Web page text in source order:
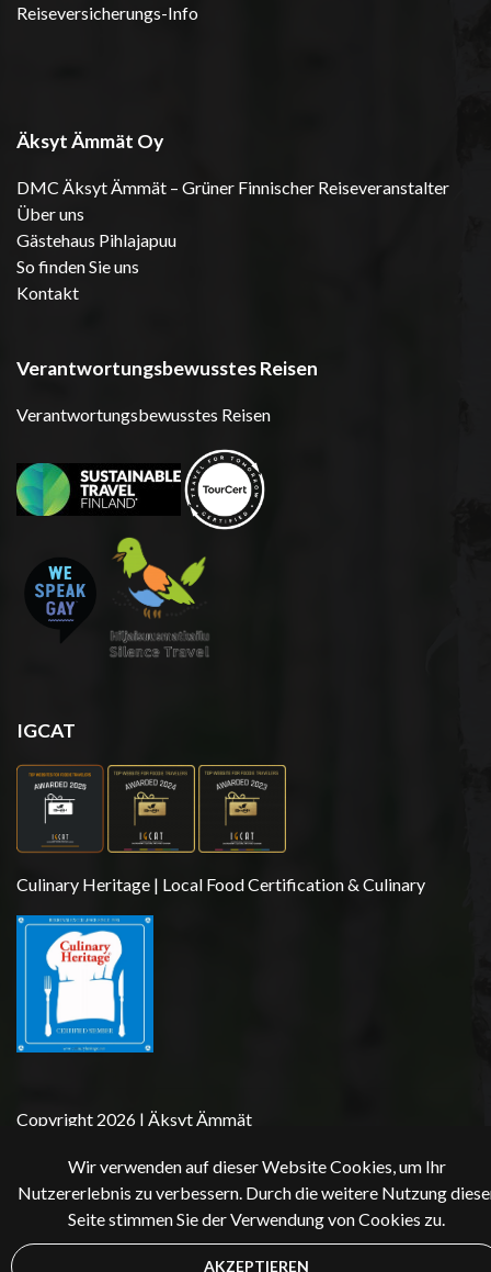
Wir verwenden auf dieser Website Cookies, um Ihr
Nutzererlebnis zu verbessern. Durch die weitere Nutzung
Seite stimmen Sie der Verwendung von Cookies zu.
AKZEPTIEREN
Reiseversicherungs-Info
Äksyt Ämmät Oy
DMC Äksyt Ämmät – Grüner Finnischer Reiseveranstalter
Über uns
Gästehaus Pihlajapuu
So finden Sie uns
Kontakt
Verantwortungsbewusstes Reisen
Verantwortungsbewusstes Reisen
IGCAT
Culinary Heritage | Local Food Certification & Culinary
Copyright 2026 | Äksyt Ämmät